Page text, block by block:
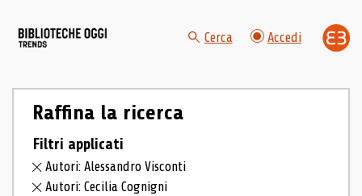
Cerca Accedi
Raffina la ricerca
Filtri applicati
Autori: Alessandro Visconti
Autori: Cecilia Cognigni